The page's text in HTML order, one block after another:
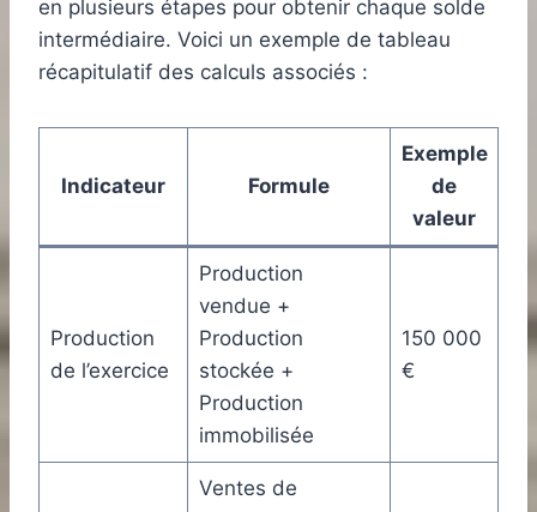
en plusieurs étapes pour obtenir chaque solde
intermédiaire. Voici un exemple de tableau
récapitulatif des calculs associés :
Indicateur Formule
Exemple
de
valeur
Production
de l’exercice
Production
vendue +
Production
stockée +
Production
immobilisée
150 000
€
Ventes de